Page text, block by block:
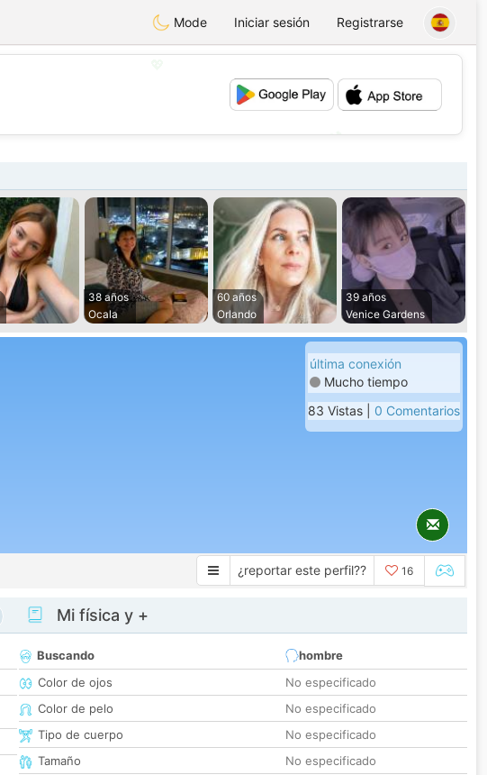
Mode Iniciar sesión Registrarse
38 años
Ocala
60 años
Orlando
39 años
Venice Gardens
última conexión
Mucho tiempo
83 Vistas | 0 Comentarios
¿reportar este perfil?? 16
Mi física y +
Buscando
hombre
Color de ojos
No especificado
Color de pelo
No especificado
Tipo de cuerpo
No especificado
Tamaño
No especificado